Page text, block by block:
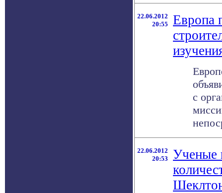
22.06.2012
20:55
Европа
с
22.06.2012
20:53
Ученые